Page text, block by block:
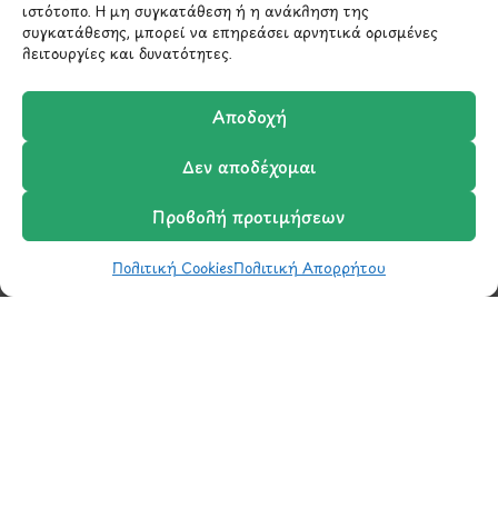
ιστότοπο. Η μη συγκατάθεση ή η ανάκληση της
συγκατάθεσης, μπορεί να επηρεάσει αρνητικά ορισμένες
λειτουργίες και δυνατότητες.
Αποδοχή
Δεν αποδέχομαι
Προβολή προτιμήσεων
Πολιτική CookiesΠολιτική Απορρήτου
ΣΤΟΙΧΕΙΑ ΕΠΙΚΟΙΝΩΝΙΑΣ
Holargos Center (Ισόγειο)
Χολαργός 15561
210 6522282
ΚαλάθιΣύγκριση
Ο Λογαριασμός μου